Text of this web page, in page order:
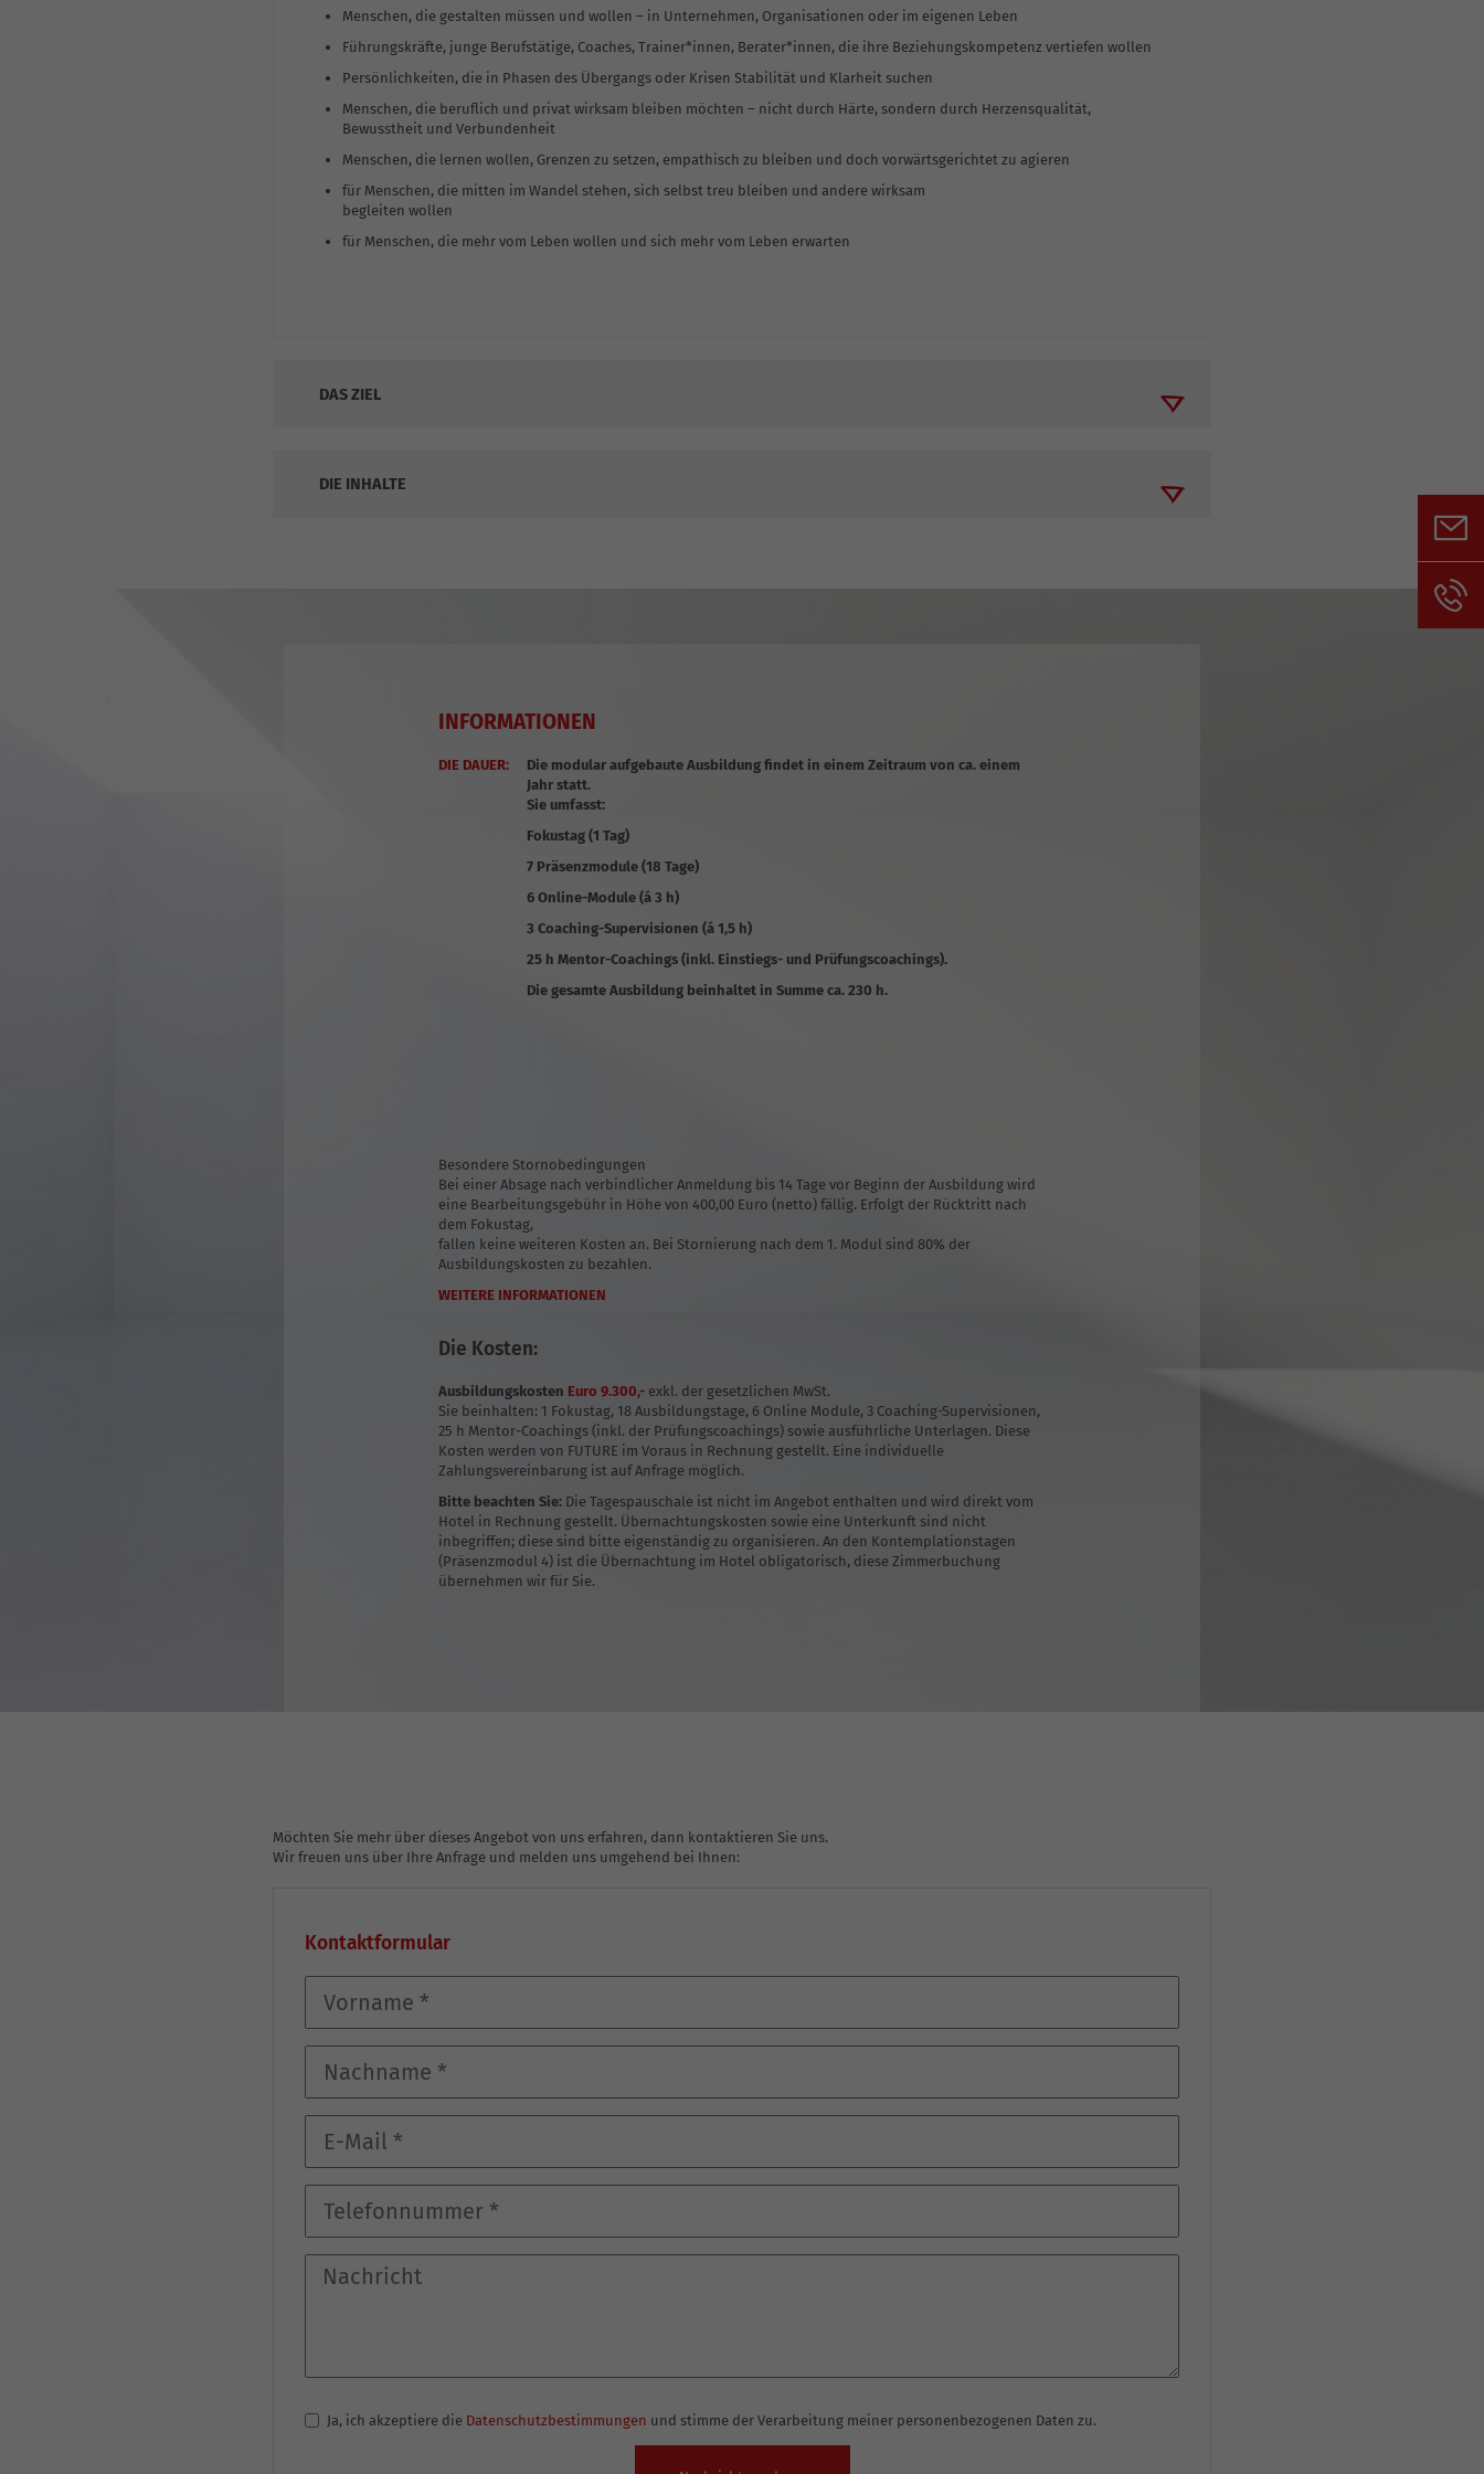
Menschen, die gestalten müssen und wollen – in Unternehmen, Organisationen oder im eigenen Leben
Führungskräfte, junge Berufstätige, Coaches, Trainer*innen, Berater*innen, die ihre Beziehungskompetenz vertiefen wollen
Persönlichkeiten, die in Phasen des Übergangs oder Krisen Stabilität und Klarheit suchen
Menschen, die beruflich und privat wirksam bleiben möchten – nicht durch Härte, sondern durch Herzensqualität,
Bewusstheit und Verbundenheit
Menschen, die lernen wollen, Grenzen zu setzen, empathisch zu bleiben und doch vorwärtsgerichtet zu agieren
für Menschen, die mitten im Wandel stehen, sich selbst treu bleiben und andere wirksam
begleiten wollen
für Menschen, die mehr vom Leben wollen und sich mehr vom Leben erwarten
DAS ZIEL
DIE INHALTE
INFORMATIONEN
DIE DAUER:
Die modular aufgebaute Ausbildung findet in einem Zeitraum von ca. einem
Jahr statt.
Sie umfasst:
Fokustag (1 Tag)
7 Präsenzmodule (18 Tage)
6 Online-Module (á 3 h)
3 Coaching-Supervisionen (á 1,5 h)
25 h Mentor-Coachings (inkl. Einstiegs- und Prüfungscoachings).
Die gesamte Ausbildung beinhaltet in Summe ca. 230 h.
Besondere Stornobedingungen
Bei einer Absage nach verbindlicher Anmeldung bis 14 Tage vor Beginn der Ausbildung wird
eine Bearbeitungsgebühr in Höhe von 400,00 Euro (netto) fällig. Erfolgt der Rücktritt nach
dem Fokustag,
fallen keine weiteren Kosten an. Bei Stornierung nach dem 1. Modul sind 80% der
Ausbildungskosten zu bezahlen.
WEITERE INFORMATIONEN
Die Kosten:
Ausbildungskosten Euro 9.300,- exkl. der gesetzlichen MwSt.
Sie beinhalten: 1 Fokustag, 18 Ausbildungstage, 6 Online Module, 3 Coaching-Supervisionen,
25 h Mentor-Coachings (inkl. der Prüfungscoachings) sowie ausführliche Unterlagen. Diese
Kosten werden von FUTURE im Voraus in Rechnung gestellt. Eine individuelle
Zahlungsvereinbarung ist auf Anfrage möglich.
Bitte beachten Sie: Die Tagespauschale ist nicht im Angebot enthalten und wird direkt vom
Hotel in Rechnung gestellt. Übernachtungskosten sowie eine Unterkunft sind nicht
inbegriffen; diese sind bitte eigenständig zu organisieren. An den Kontemplationstagen
(Präsenzmodul 4) ist die Übernachtung im Hotel obligatorisch, diese Zimmerbuchung
übernehmen wir für Sie.
Möchten Sie mehr über dieses Angebot von uns erfahren, dann kontaktieren Sie uns.
Wir freuen uns über Ihre Anfrage und melden uns umgehend bei Ihnen:
Kontaktformular
Ja, ich akzeptiere die Datenschutzbestimmungen und stimme der Verarbeitung meiner personenbezogenen Daten zu.